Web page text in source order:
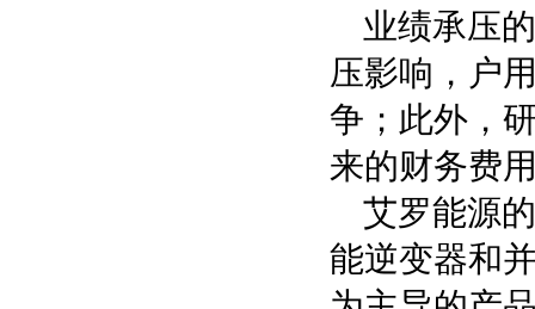
业绩承压
压影响，户
争；此外，
来的财务费
艾罗能源
能逆变器和